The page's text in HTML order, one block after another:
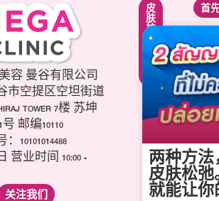
美容 曼谷有限公司
市空提区空坦街道
TOWER 7楼 苏坤
号 邮编10110
10101014488
营业时间 10:00 -
关注我们
面
部
轮
廓
调
整
项
(玻
尿
酸)
紧
致
提
升
疗
程
海
音
波
(超
声
皮
肤
护
理
疗
程
祛
疤
针
维
他
首
两种方
皮肤松弛
就能让